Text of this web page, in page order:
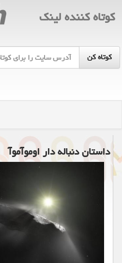
كوتاه كننده لینك
داستان دنباله دار اوموآموآ